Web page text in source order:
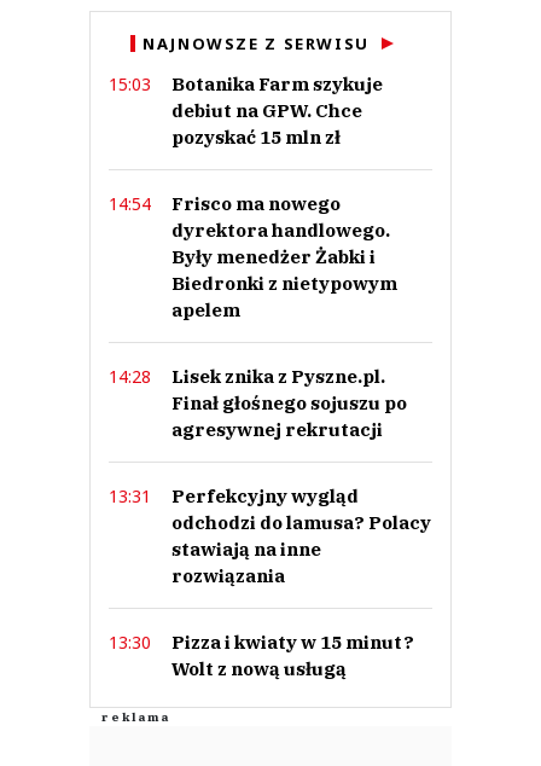
NAJNOWSZE Z SERWISU
15:03
Botanika Farm szykuje
debiut na GPW. Chce
pozyskać 15 mln zł
14:54
Frisco ma nowego
dyrektora handlowego.
Były menedżer Żabki i
Biedronki z nietypowym
apelem
14:28
Lisek znika z Pyszne.pl.
Finał głośnego sojuszu po
agresywnej rekrutacji
13:31
Perfekcyjny wygląd
odchodzi do lamusa? Polacy
stawiają na inne
rozwiązania
13:30
Pizza i kwiaty w 15 minut?
Wolt z nową usługą